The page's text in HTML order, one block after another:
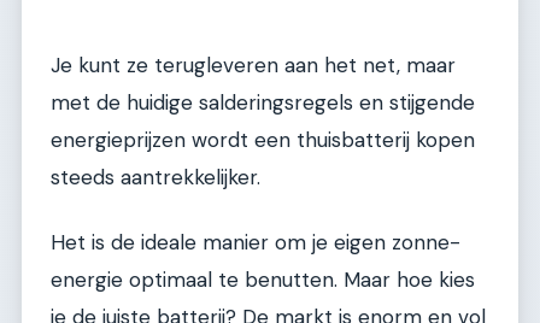
Je kunt ze terugleveren aan het net, maar
met de huidige salderingsregels en stijgende
energieprijzen wordt een thuisbatterij kopen
steeds aantrekkelijker.
Het is de ideale manier om je eigen zonne-
energie optimaal te benutten. Maar hoe kies
je de juiste batterij? De markt is enorm en vol